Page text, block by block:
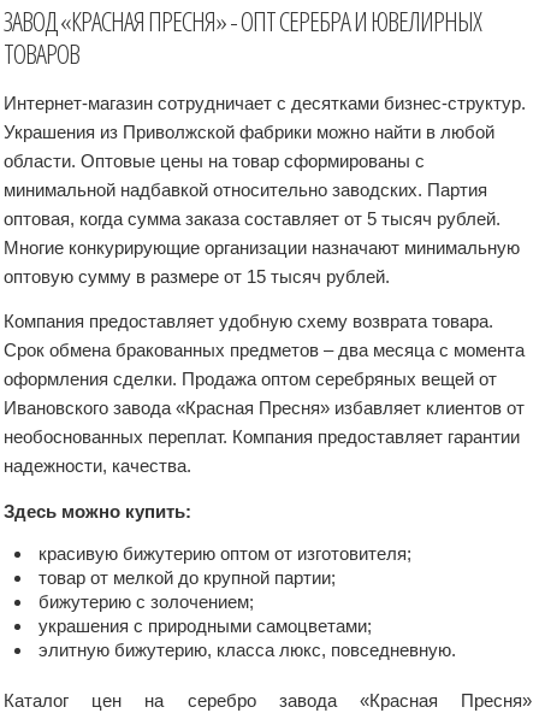
ЗАВОД «КРАСНАЯ ПРЕСНЯ» - ОПТ СЕРЕБРА И ЮВЕЛИРНЫХ
ТОВАРОВ
Интернет-магазин сотрудничает с десятками бизнес-структур.
Украшения из Приволжской фабрики можно найти в любой
области. Оптовые цены на товар сформированы с
минимальной надбавкой относительно заводских. Партия
оптовая, когда сумма заказа составляет от 5 тысяч рублей.
Многие конкурирующие организации назначают минимальную
оптовую сумму в размере от 15 тысяч рублей.
Компания предоставляет удобную схему возврата товара.
Срок обмена бракованных предметов – два месяца с момента
оформления сделки. Продажа оптом серебряных вещей от
Ивановского завода «Красная Пресня» избавляет клиентов от
необоснованных переплат. Компания предоставляет гарантии
надежности, качества.
Здесь можно купить:
красивую бижутерию оптом от изготовителя;
товар от мелкой до крупной партии;
бижутерию с золочением;
украшения с природными самоцветами;
элитную бижутерию, класса люкс, повседневную.
Каталог цен на серебро завода «Красная Пресня»